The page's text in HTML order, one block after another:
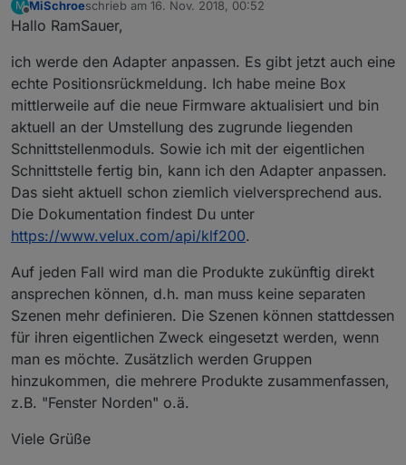
M
Offline
MiSchroeschrieb am 16. Nov. 2018, 00:52
zuletzt editiert von
Hallo RamSauer,
ich werde den Adapter anpassen. Es gibt jetzt auch eine
echte Positionsrückmeldung. Ich habe meine Box
mittlerweile auf die neue Firmware aktualisiert und bin
aktuell an der Umstellung des zugrunde liegenden
Schnittstellenmoduls. Sowie ich mit der eigentlichen
Schnittstelle fertig bin, kann ich den Adapter anpassen.
Das sieht aktuell schon ziemlich vielversprechend aus.
Die Dokumentation findest Du unter
https://www.velux.com/api/klf200.
Auf jeden Fall wird man die Produkte zukünftig direkt
ansprechen können, d.h. man muss keine separaten
Szenen mehr definieren. Die Szenen können stattdessen
für ihren eigentlichen Zweck eingesetzt werden, wenn
man es möchte. Zusätzlich werden Gruppen
hinzukommen, die mehrere Produkte zusammenfassen,
z.B. "Fenster Norden" o.ä.
Viele Grüße